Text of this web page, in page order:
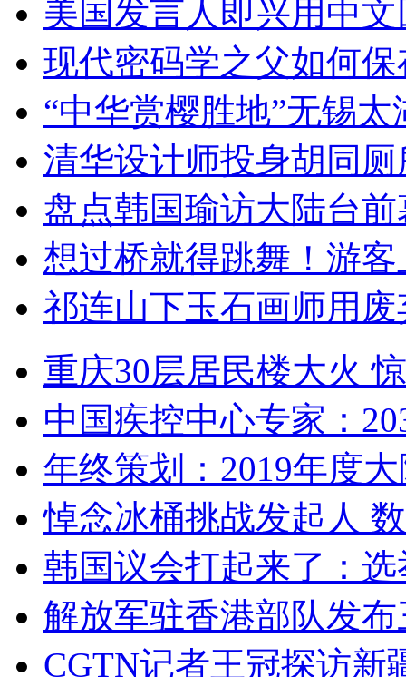
美国发言人即兴用中
现代密码学之父如何
“中华赏樱胜地”无锡
清华设计师投身胡同
盘点韩国瑜访大陆台
想过桥就得跳舞！游客
祁连山下玉石画师用
重庆30层居民楼大火
中国疾控中心专家：
年终策划：2019年度
悼念冰桶挑战发起人
韩国议会打起来了：
解放军驻香港部队发
CGTN记者王冠探访新